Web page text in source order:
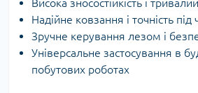
Висока зносостійкість і
Надійне ковзання і точність під
Зручне керування лезом і
Універсальне застосування в
побутових роботах